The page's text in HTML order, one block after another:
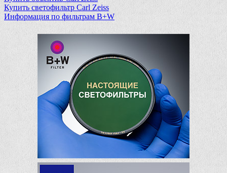
Купить светофильтр Carl Zeiss
Информация по фильтрам B+W